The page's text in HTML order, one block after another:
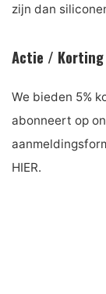
zijn dan
Actie / Korting
We bieden 5%
abonneert op
HIER.